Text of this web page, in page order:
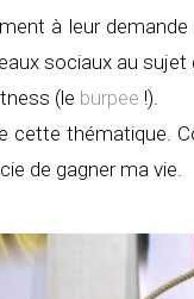
à leur
sociaux au
(le burpee !).
cette thématique.
de gagner ma vie.